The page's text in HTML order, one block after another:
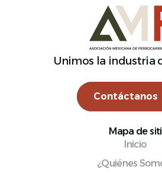
Unimos la industria
Contáctanos
Mapa de
Inicio
¿Quiénes